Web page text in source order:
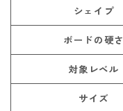
シェイプ
ボードの硬さ
対象レベル
サイズ